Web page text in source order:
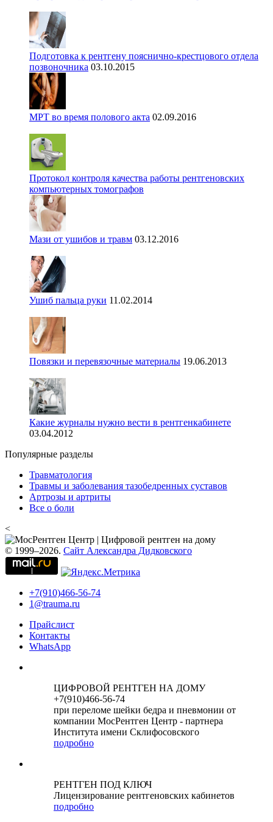
Подготовка к рентгену пояснично-крестцового отдела
позвоночника 03.10.2015
МРТ во время полового акта 02.09.2016
Протокол контроля качества работы рентгеновских
компьютерных томографов
Мази от ушибов и травм 03.12.2016
Ушиб пальца руки 11.02.2014
Повязки и перевязочные материалы 19.06.2013
Какие журналы нужно вести в рентгенкабинете
03.04.2012
Популярные разделы
Травматология
Травмы и заболевания тазобедренных суставов
Артрозы и артриты
Все о боли
<
© 1999–2026. Сайт Александра Дидковского
+7(910)466-56-74
1@trauma.ru
Прайслист
Контакты
WhatsApp
ЦИФРОВОЙ РЕНТГЕН НА ДОМУ
+7(910)466-56-74
при переломе шейки бедра и пневмонии от
компании МосРентген Центр - партнера
Института имени Склифосовского
подробно
РЕНТГЕН ПОД КЛЮЧ
Лицензирование рентгеновских кабинетов
подробно